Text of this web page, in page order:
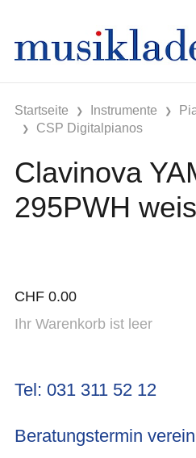
Startseite Instrumente
CSP Digitalpianos
Clavinova
295PWH
CHF 0.00
Ihr Warenkorb ist leer
Tel: 031 311 52 12
Beratungstermin